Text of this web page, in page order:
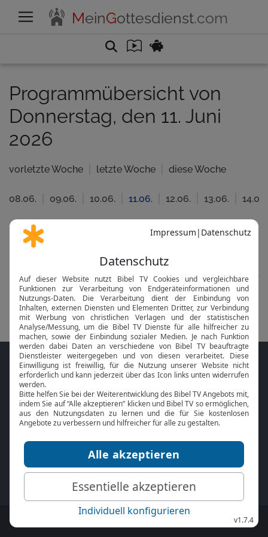
MeinGottesdienst.com
Programmübersicht von
Donnerstag, den 11. Juni
2026
vorletzte Woche letzte Woche diese Woche
08.06. 09.06. 10.06. 11.06. 12.06. 13.06. 14.06.
Folge MeinGottesdienst.com auf den
Sozialen Medien
Online Bibeloder derBibel-App
BibelTV können Sie die Bibeltexte während
des Gottesdienstes jederzeit mitlesen.